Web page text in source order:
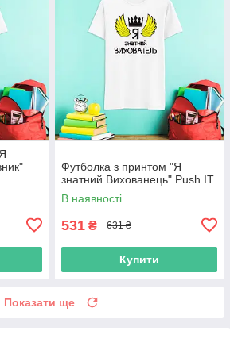
Футболка з принтом "Я
знатний Вихованець" Push IT
В наявності
531 ₴ 631 ₴
Купити
Показати ще